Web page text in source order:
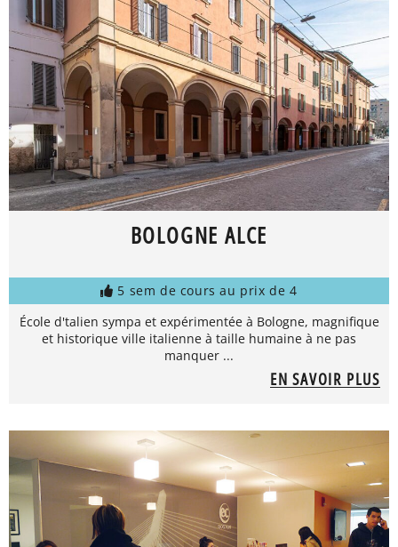
BOLOGNE ALCE
5 sem de cours au prix de 4
École d'talien sympa et expérimentée à Bologne, magnifique
et historique ville italienne à taille humaine à ne pas
manquer ...
EN SAVOIR PLUS